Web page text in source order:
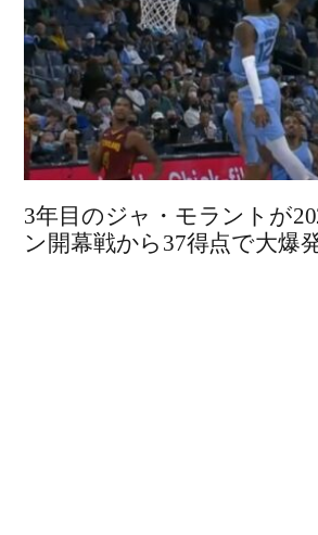
3年目のジャ・モラントが
ン開幕戦から37得点で大爆